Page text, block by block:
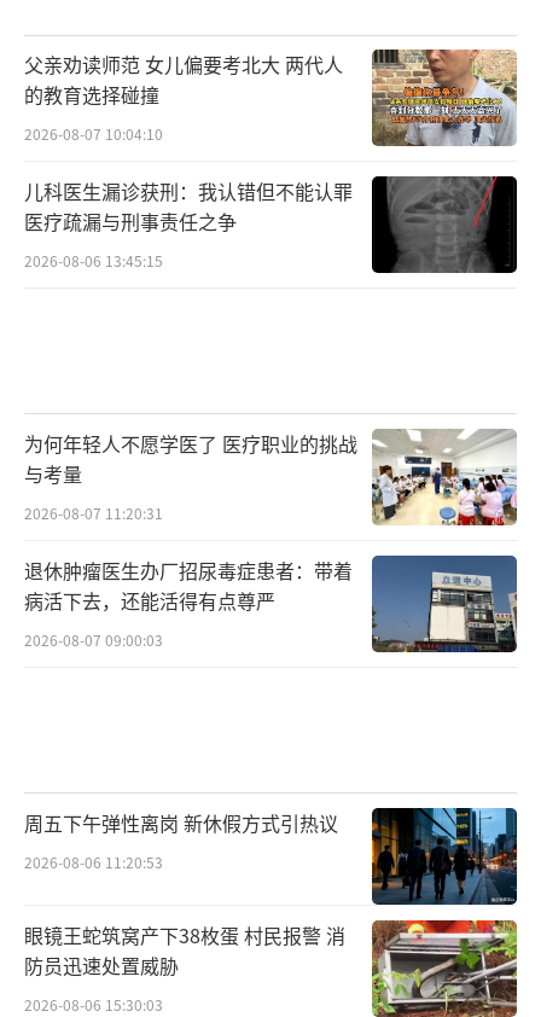
父亲劝读师范 女儿偏要考北大 两代人
的教育选择碰撞
2026-08-07 10:04:10
儿科医生漏诊获刑：我认错但不能认罪
医疗疏漏与刑事责任之争
2026-08-06 13:45:15
为何年轻人不愿学医了 医疗职业的挑战
与考量
2026-08-07 11:20:31
退休肿瘤医生办厂招尿毒症患者：带着
病活下去，还能活得有点尊严
2026-08-07 09:00:03
周五下午弹性离岗 新休假方式引热议
2026-08-06 11:20:53
眼镜王蛇筑窝产下38枚蛋 村民报警 消
防员迅速处置威胁
2026-08-06 15:30:03